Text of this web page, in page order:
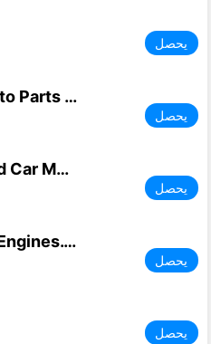
يحصل
AutoZone Auto Parts & Repair
يحصل
Autolist: Used Car Marketplace
يحصل
Auto Parts & Engines. Mechanic
يحصل
يحصل